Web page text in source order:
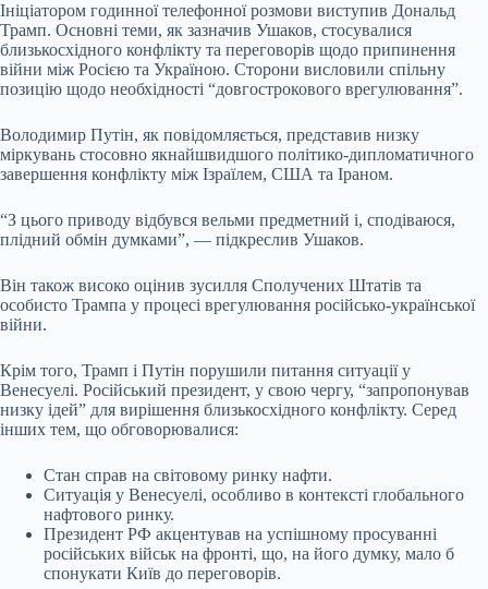
Ініціатором годинної телефонної розмови виступив Дональд
Трамп. Основні теми, як зазначив Ушаков, стосувалися
близькосхідного конфлікту та переговорів щодо припинення
війни між Росією та Україною. Сторони висловили спільну
позицію щодо необхідності “довгострокового врегулювання”.
Володимир Путін, як повідомляється, представив низку
міркувань стосовно якнайшвидшого політико-дипломатичного
завершення конфлікту між Ізраїлем, США та Іраном.
“З цього приводу відбувся вельми предметний і, сподіваюся,
плідний обмін думками”, — підкреслив Ушаков.
Він також високо оцінив зусилля Сполучених Штатів та
особисто Трампа у процесі врегулювання російсько-української
війни.
Крім того, Трамп і Путін порушили питання ситуації у
Венесуелі. Російський президент, у свою чергу, “запропонував
низку ідей” для вирішення близькосхідного конфлікту. Серед
інших тем, що обговорювалися:
Стан справ на світовому ринку нафти.
Ситуація у Венесуелі, особливо в контексті глобального
нафтового ринку.
Президент РФ акцентував на успішному просуванні
російських військ на фронті, що, на його думку, мало б
спонукати Київ до переговорів.